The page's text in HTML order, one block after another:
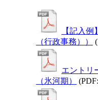
【記入
（行政事務））
エントリ
（氷河期）